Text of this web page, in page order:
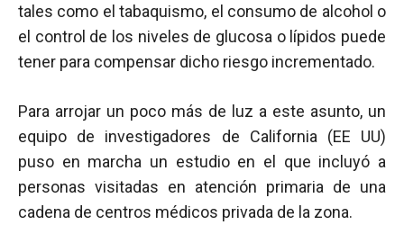
tales como el tabaquismo, el consumo de alcohol o
el control de los niveles de glucosa o lípidos puede
tener para compensar dicho riesgo incrementado.
Para arrojar un poco más de luz a este asunto, un
equipo de investigadores de California (EE UU)
puso en marcha un estudio en el que incluyó a
personas visitadas en atención primaria de una
cadena de centros médicos privada de la zona.